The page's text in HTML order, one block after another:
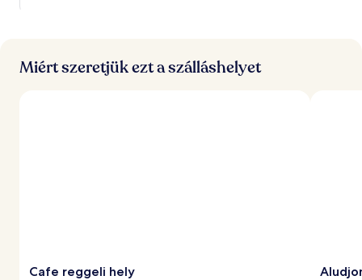
Miért szeretjük ezt a szálláshelyet
Cafe reggeli hely